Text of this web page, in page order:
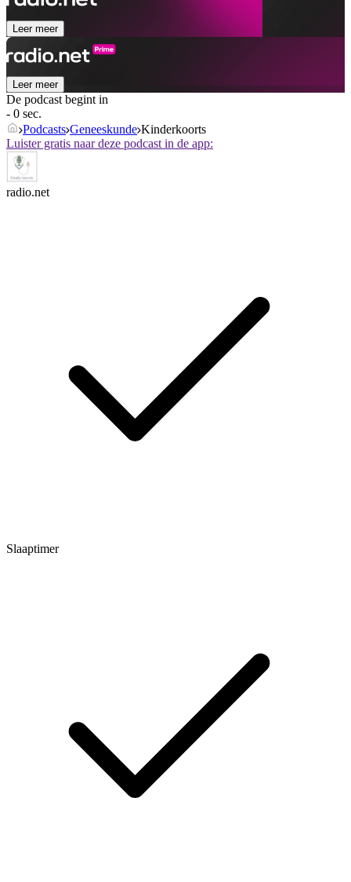
Leer meer
Leer meer
De podcast begint in
- 0 sec.
Podcasts Geneeskunde Kinderkoorts
Luister gratis naar deze podcast in de app:
radio.net
Slaaptimer